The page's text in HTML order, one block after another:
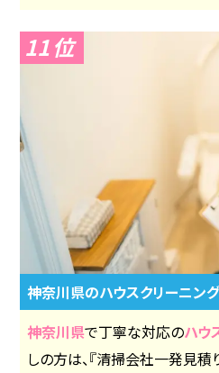
11
神奈川県のハウスクリーニ
神奈川県で丁寧な対応のハウ
しの方は、『清掃会社一発見積